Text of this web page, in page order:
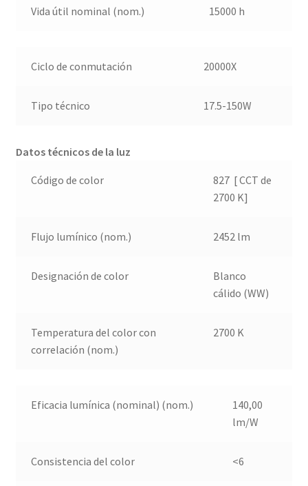
Vida útil nominal (nom.) 15000 h
Ciclo de conmutación 20000X
Tipo técnico 17.5-150W
Datos técnicos de la luz
Código de color
827 [ CCT de
2700 K]
Flujo lumínico (nom.) 2452 lm
Designación de color
Blanco
cálido (WW)
Temperatura del color con
correlación (nom.)
2700 K
Eficacia lumínica (nominal) (nom.)
140,00
lm/W
Consistencia del color <6